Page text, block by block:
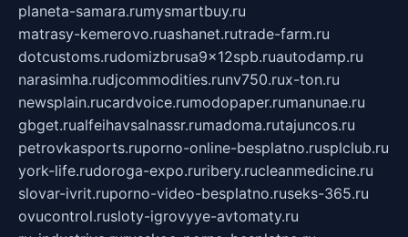
planeta-samara.rumysmartbuy.ru
matrasy-kemerovo.ruashanet.rutrade-farm.ru
dotcustoms.rudomizbrusa9x12spb.ruautodamp.ru
narasimha.rudjcommodities.runv750.rux-ton.ru
newsplain.rucardvoice.rumodopaper.rumanunae.ru
gbget.rualfeihavsalnassr.rumadoma.rutajuncos.ru
petrovkasports.ruporno-online-besplatno.rusplclub.ru
york-life.rudoroga-expo.ruribery.rucleanmedicine.ru
slovar-ivrit.ruporno-video-besplatno.ruseks-365.ru
ovucontrol.rusloty-igrovyye-avtomaty.ru